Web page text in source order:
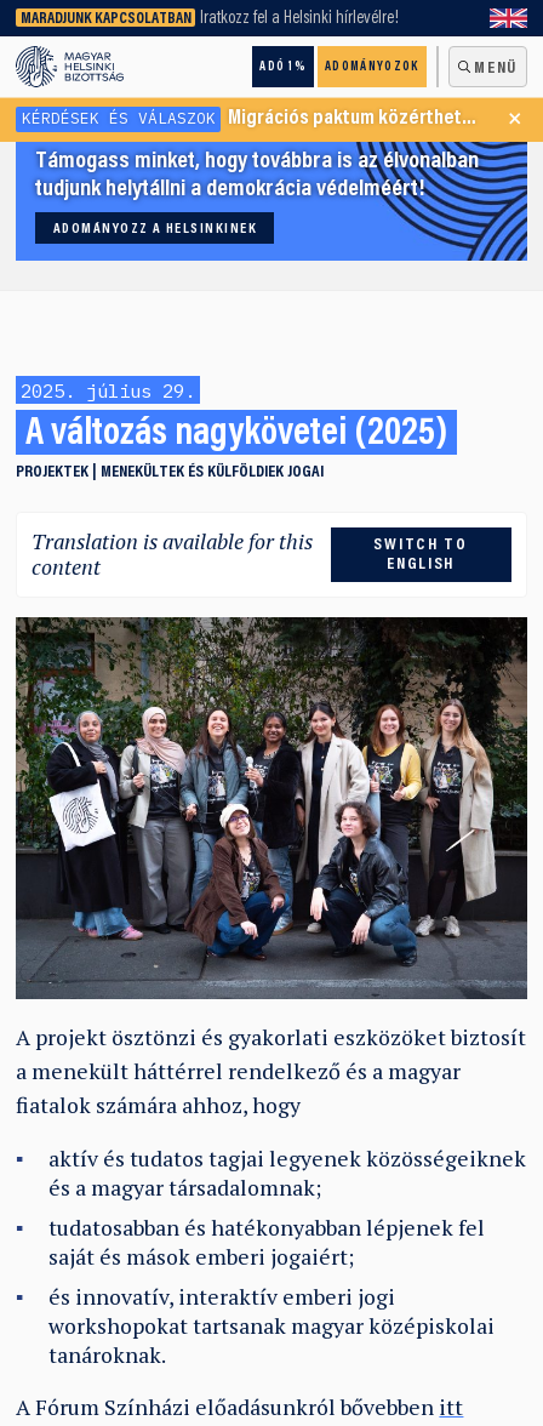
MARADJUNK KAPCSOLATBAN Iratkozz fel a Helsinki hírlevélre!
ADÓ 1% ADOMÁNYOZOK MENÜ
keresőnket!
KÉRDÉSEK ÉS VÁLASZOK Migrációs paktum közérthetően ×
Támogass minket, hogy továbbra is az élvonalban
tudjunk helytállni a demokrácia védelméért!
ADOMÁNYOZZ A HELSINKINEK
2025. július 29.
A változás nagykövetei (2025)
PROJEKTEK MENEKÜLTEK ÉS KÜLFÖLDIEK JOGAI
Translation is available for this
content
SWITCH TO
ENGLISH
A projekt ösztönzi és gyakorlati eszközöket biztosít
a menekült háttérrel rendelkező és a magyar
fiatalok számára ahhoz, hogy
aktív és tudatos tagjai legyenek közösségeiknek
és a magyar társadalomnak;
tudatosabban és hatékonyabban lépjenek fel
saját és mások emberi jogaiért;
és innovatív, interaktív emberi jogi
workshopokat tartsanak magyar középiskolai
tanároknak.
A Fórum Színházi előadásunkról bővebben itt